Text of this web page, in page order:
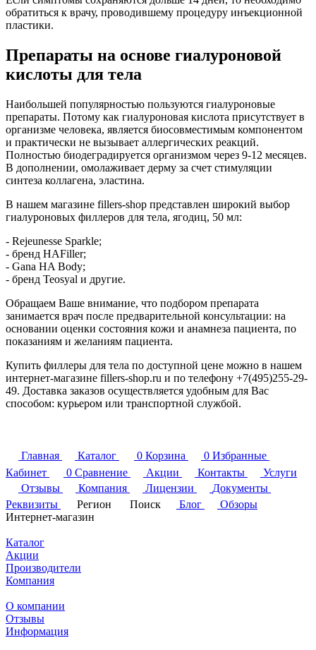
обратиться к врачу, проводившему процедуру инъекционной
пластики.
Препараты на основе гиалуроновой
кислоты для тела
Наибольшей популярностью пользуются гиалуроновые
препараты. Потому как гиалуроновая кислота присутствует в
организме человека, является биосовместимым компонентом
и практически не вызывает аллергических реакций.
Полностью биодеградируется организмом через 9-12 месяцев.
В дополнении, омолаживает дерму за счет стимуляции
синтеза коллагена, эластина.
В нашем магазине fillers-shop представлен широкий выбор
гиалуроновых филлеров для тела, ягодиц, 50 мл:
- Rejeunesse Sparkle;
- бренд HAFiller;
- Gana HA Body;
- бренд Teosyal и другие.
Обращаем Ваше внимание, что подбором препарата
занимается врач после предварительной консультации: на
основании оценки состояния кожи и анамнеза пациента, по
показаниям и желаниям пациента.
Купить филлеры для тела по доступной цене можно в нашем
интернет-магазине fillers-shop.ru и по телефону +7(495)255-29-
49. Доставка заказов осуществляется удобным для Вас
способом: курьером или транспортной службой.
Главная Каталог 0 Корзина 0 Избранные
Кабинет
0 Сравнение Акции Контакты
Услуги
Отзывы
Компания Лицензии
Документы
Реквизиты
Регион Поиск Блог
Обзоры
Интернет-магазин
Каталог
Акции
Производители
Компания
О компании
Отзывы
Информация